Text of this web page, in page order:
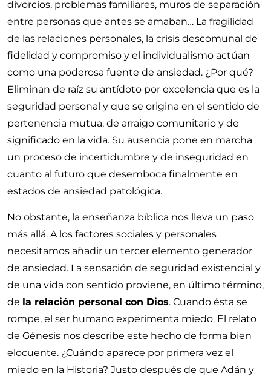
divorcios, problemas familiares, muros de separación
entre personas que antes se amaban… La fragilidad
de las relaciones personales, la crisis descomunal de
fidelidad y compromiso y el individualismo actúan
como una poderosa fuente de ansiedad. ¿Por qué?
Eliminan de raíz su antídoto por excelencia que es la
seguridad personal y que se origina en el sentido de
pertenencia mutua, de arraigo comunitario y de
significado en la vida. Su ausencia pone en marcha
un proceso de incertidumbre y de inseguridad en
cuanto al futuro que desemboca finalmente en
estados de ansiedad patológica.
No obstante, la enseñanza bíblica nos lleva un paso
más allá. A los factores sociales y personales
necesitamos añadir un tercer elemento generador
de ansiedad. La sensación de seguridad existencial y
de una vida con sentido proviene, en último término,
de la relación personal con Dios. Cuando ésta se
rompe, el ser humano experimenta miedo. El relato
de Génesis nos describe este hecho de forma bien
elocuente. ¿Cuándo aparece por primera vez el
miedo en la Historia? Justo después de que Adán y